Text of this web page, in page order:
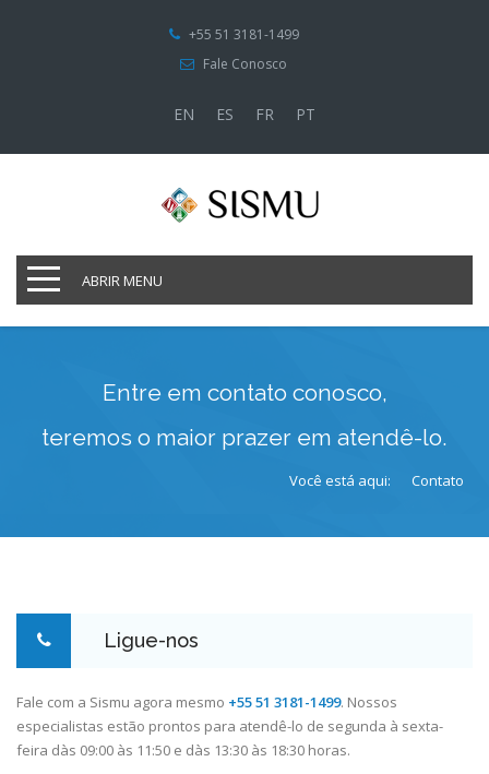
+55 51 3181-1499
Fale Conosco
EN ES FR PT
ABRIR MENU
Entre em contato conosco,
teremos o maior prazer em atendê-lo.
Você está aqui: Contato
Ligue-nos
Fale com a Sismu agora mesmo +55 51 3181-1499. Nossos
especialistas estão prontos para atendê-lo de segunda à sexta-
feira dàs 09:00 às 11:50 e dàs 13:30 às 18:30 horas.